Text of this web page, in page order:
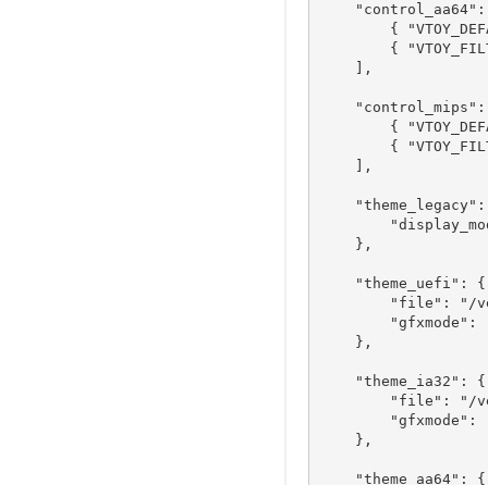
"control_aa64":
{
{
    ],
"control_mips":
{
{
    ],
"theme_legacy":
    },
    "theme_uefi": {
"file": "/
"gfxmode":
    },
    "theme_ia32": {
"file": "/
"gfxmode":
    },
    "theme_aa64": {